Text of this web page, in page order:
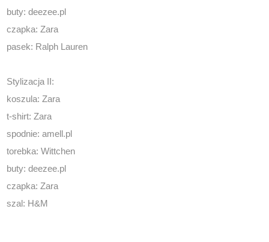
buty:deezee.pl
czapka: Zara
pasek: Ralph Lauren
Stylizacja II:
koszula: Zara
t-shirt: Zara
spodnie:amell.pl
torebka: Wittchen
buty:deezee.pl
czapka: Zara
szal: H&M